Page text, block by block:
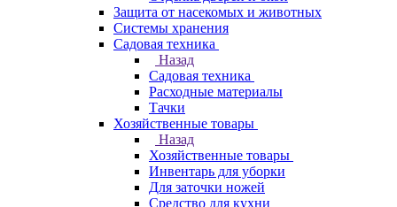
Защита от насекомых и животных
Системы хранения
Садовая техника
Назад
Садовая техника
Расходные материалы
Тачки
Хозяйственные товары
Назад
Хозяйственные товары
Инвентарь для уборки
Для заточки ножей
Средство для кухни